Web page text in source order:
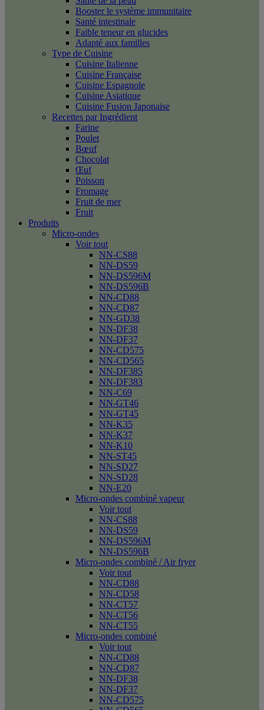
Booster le système immunitaire
Santé intestinale
Faible teneur en glucides
Adapté aux familles
Type de Cuisine
Cuisine Italienne
Cuisine Française
Cuisine Espagnole
Cuisine Asiatique
Cuisine Fusion Japonaise
Recettes par Ingrédient
Farine
Poulet
Bœuf
Chocolat
Œuf
Poisson
Fromage
Fruit de mer
Fruit
Produits
Micro-ondes
Voir tout
NN-CS88
NN-DS59
NN-DS596M
NN-DS596B
NN-CD88
NN-CD87
NN-GD38
NN-DF38
NN-DF37
NN-CD575
NN-CD565
NN-DF385
NN-DF383
NN-C69
NN-GT46
NN-GT45
NN-K35
NN-K37
NN-K10
NN-ST45
NN-SD27
NN-SD28
NN-E20
Micro-ondes combiné vapeur
Voir tout
NN-CS88
NN-DS59
NN-DS596M
NN-DS596B
Micro-ondes combiné / Air fryer
Voir tout
NN-CD88
NN-CD58
NN-CT57
NN-CT56
NN-CT55
Micro-ondes combiné
Voir tout
NN-CD88
NN-CD87
NN-DF38
NN-DF37
NN-CD575